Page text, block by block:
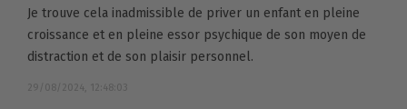
Je trouve cela inadmissible de priver un enfant en pleine
croissance et en pleine essor psychique de son moyen de
distraction et de son plaisir personnel.
29/08/2024, 12:48:03